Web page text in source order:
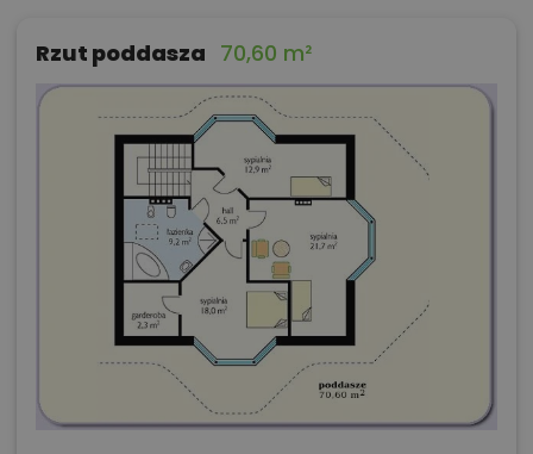
Rzut poddasza 70,60 m²